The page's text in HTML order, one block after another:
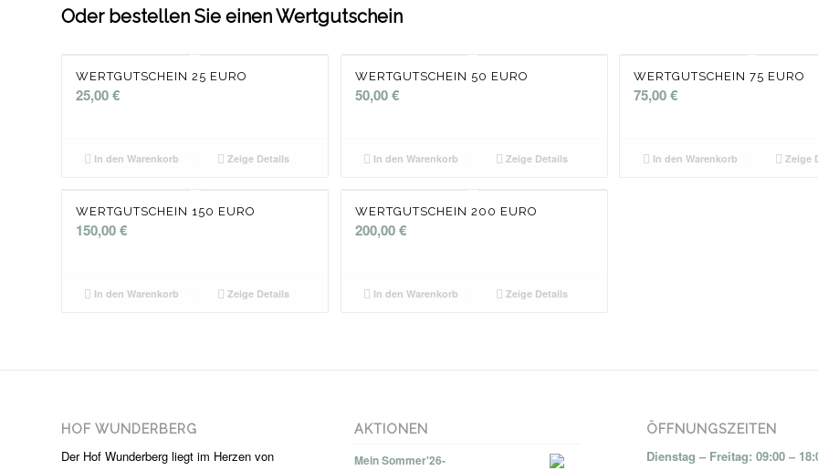
Oder bestellen Sie einen Wertgutschein
WERTGUTSCHEIN 25 EURO
25,00€
In den Warenkorb Zeige Details
WERTGUTSCHEIN 50 EURO
50,00€
In den Warenkorb Zeige Details
WERTGUTSCHEIN 75 EURO
75,00€
In den Warenkorb Zeige
WERTGUTSCHEIN 150 EURO
150,00€
In den Warenkorb Zeige Details
WERTGUTSCHEIN 200 EURO
200,00€
In den Warenkorb Zeige Details
HOF WUNDERBERG
Der Hof Wunderberg liegt im Herzen von
AKTIONEN
Mein Sommer'26-
ÖFFNUNGSZEITEN
Dienstag – Freitag: 09:00 –